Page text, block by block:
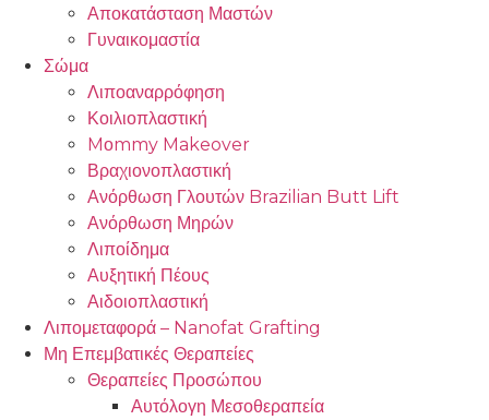
Αποκατάσταση Μαστών
Γυναικομαστία
Σώμα
Λιποαναρρόφηση
Κοιλιοπλαστική
Mοmmy Makeover
Βραχιονοπλαστική
Ανόρθωση Γλουτών Brazilian Butt Lift
Ανόρθωση Μηρών
Λιποίδημα
Αυξητική Πέους
Αιδοιοπλαστική
Λιπομεταφορά – Nanofat Grafting
Μη Επεμβατικές Θεραπείες
Θεραπείες Προσώπου
Αυτόλογη Μεσοθεραπεία